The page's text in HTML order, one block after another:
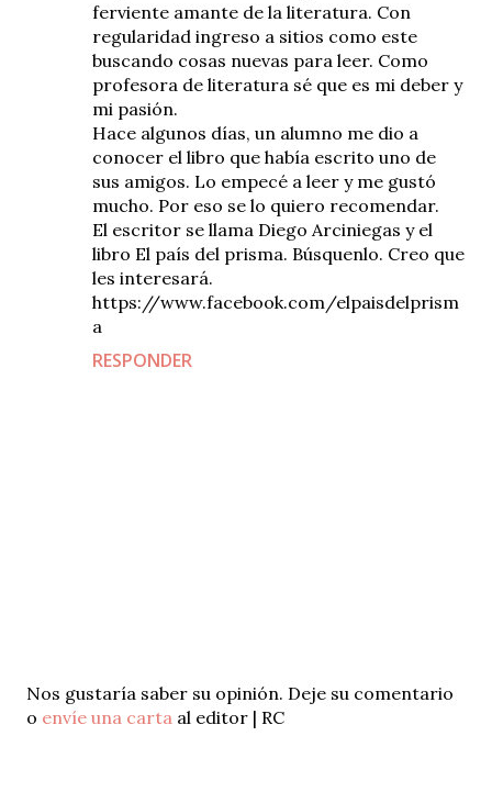
ferviente amante de la literatura. Con
regularidad ingreso a sitios como este
buscando cosas nuevas para leer. Como
profesora de literatura sé que es mi deber y
mi pasión.
Hace algunos días, un alumno me dio a
conocer el libro que había escrito uno de
sus amigos. Lo empecé a leer y me gustó
mucho. Por eso se lo quiero recomendar.
El escritor se llama Diego Arciniegas y el
libro El país del prisma. Búsquenlo. Creo que
les interesará.
https://www.facebook.com/elpaisdelprism
a
RESPONDER
P
u
Nos gustaría saber su opinión. Deje su comentario
o envíe una carta al editor | RC